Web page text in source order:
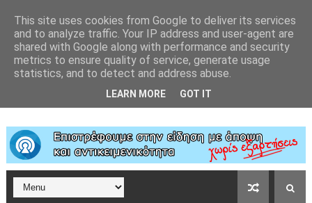
This site uses cookies from Google to deliver its services
and to analyze traffic. Your IP address and user-agent are
shared with Google along with performance and security
metrics to ensure quality of service, generate usage
statistics, and to detect and address abuse.
LEARN MORE GOT IT